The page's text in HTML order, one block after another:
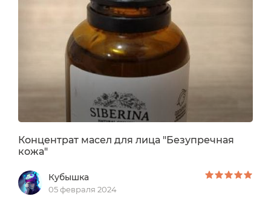
выравнивает и матирует кожу, но уж никак не
блестит на ней, что хочется удалить его остатки
с лица. Кому бы...
Концентрат масел для лица "Безупречная
кожа"
Кубышка
05 февраля 2024